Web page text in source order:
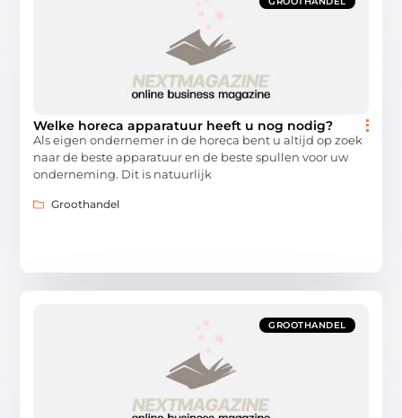
Welke horeca apparatuur heeft u nog nodig?
Als eigen ondernemer in de horeca bent u altijd op zoek
naar de beste apparatuur en de beste spullen voor uw
onderneming. Dit is natuurlijk
Groothandel
GROOTHANDEL